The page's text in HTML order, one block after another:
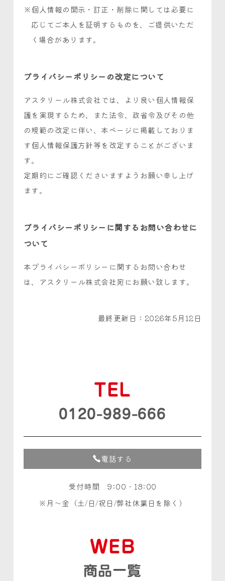
個人情報の開示・訂正・削除に関しては必要に
応じてご本人を証明するものを、ご提供いただ
く場合があります。
プライバシーポリシーの改定について
アスタリール株式会社では、より良い個人情報保
護を実現するため、また法令、政省令及びその他
の規範の改定に伴い、本ページに掲載しておりま
す個人情報保護方針等を改定することがございま
す。
定期的にご確認くださいますようお願い申し上げ
ます。
プライバシーポリシーに関するお問い合わせに
ついて
本プライバシーポリシーに関するお問い合わせ
は、アスタリール株式会社宛にお願い致します。
最終更新日：2026年5月12日
TEL
0120-989-666
電話する
受付時間 9:00 - 18:00
月〜金（土/日/祝日/弊社休業日を除く）
WEB
商品一覧